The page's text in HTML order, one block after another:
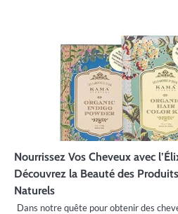
Nourrissez Vos Cheveux avec
Découvrez la Beauté des
Naturels
Dans notre quête pour obtenir des